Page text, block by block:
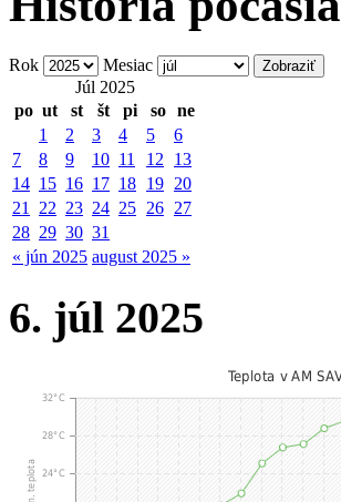
Rok
Mesiac
Júl 2025
po ut st št pi so ne
« jún 2025 august 2025 »
1 2 3 4 5
6
7
8 9 10 11 12
13
14 15 16 17 18 19 20
21
22 23 24 25 26 27
28 29 30 31
6. júl 2025